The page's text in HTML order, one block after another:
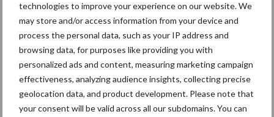
technologies to improve your experience on our website. We
may store and/or access information from your device and
process the personal data, such as your IP address and
browsing data, for purposes like providing you with
personalized ads and content, measuring marketing campaign
effectiveness, analyzing audience insights, collecting precise
geolocation data, and product development. Please note that
your consent will be valid across all our subdomains. You can
Twentrac heeft een uitgebreid magazijn aangelegd.
Specialismes van Twentrac
Het onderhoud aan hakselaars vraagt weer om een andere
aanpak. Twentrac heeft meer dan honderd hakselaars in vast
onderhoud. Omdat de machines in de meeste gevallen twee keer
per seizoen worden omgebouwd, van gras naar mais en van mais